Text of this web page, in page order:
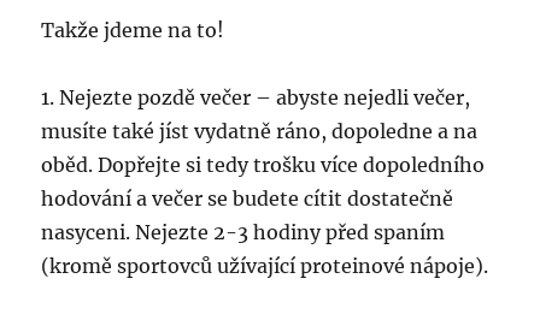
Takže jdeme na to!
1. Nejezte pozdě večer – abyste nejedli večer,
musíte také jíst vydatně ráno, dopoledne a na
oběd. Dopřejte si tedy trošku více dopoledního
hodování a večer se budete cítit dostatečně
nasyceni. Nejezte 2-3 hodiny před spaním
(kromě sportovců užívající proteinové nápoje).